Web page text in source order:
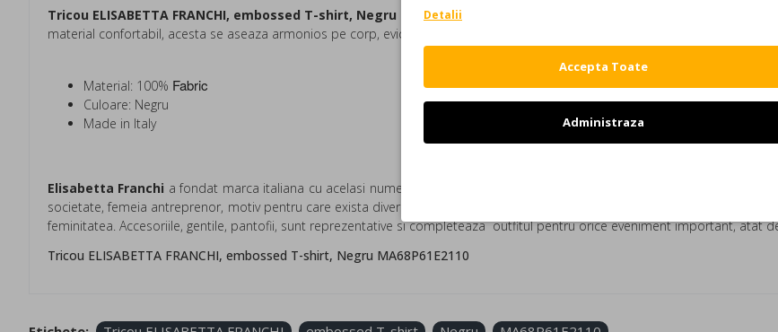
Tricou ELISABETTA FRANCHI, embossed T-shirt, Negru din bumbac cu guler rotund
, cu un design modern si versatil,
material confortabil, acesta se aseaza armonios pe corp, evidentiind silueta.
Material: 100% Fabric
Culoare: Negru
Made in Italy
Elisabetta Franchi a fondat marca italiana cu acelasi nume in 1998. Stilul este clar si extrem de feminin cu focus si gama
societate, femeia antreprenor, motiv pentru care exista diversitate la categoria office, costume cu croi cambrat dar si rochii
feminitatea. Accesoriile, gentile, pantofii, sunt reprezentative si completeaza outfitul pentru orice eveniment important, atat
Tricou ELISABETTA FRANCHI, embossed T-shirt, Negru MA68P61E2110
Detalii
Accepta Toate
Administraza